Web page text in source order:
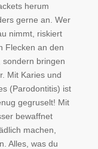
herum
gerne an. Wer
nimmt, riskiert
Flecken an den
bringen
Mit Karies und
(Parodontitis) ist
gegruselt! Mit
bewaffnet
machen,
Alles, was du